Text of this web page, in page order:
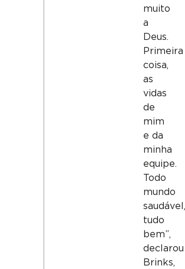
muito
a
Deus.
Primeira
coisa,
as
vidas
de
mim
e da
minha
equipe.
Todo
mundo
saudável,
tudo
bem”,
declarou
Brinks,